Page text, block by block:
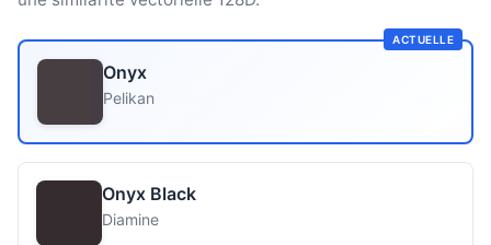
ACTUELLE
Onyx
Pelikan
Onyx Black
Diamine